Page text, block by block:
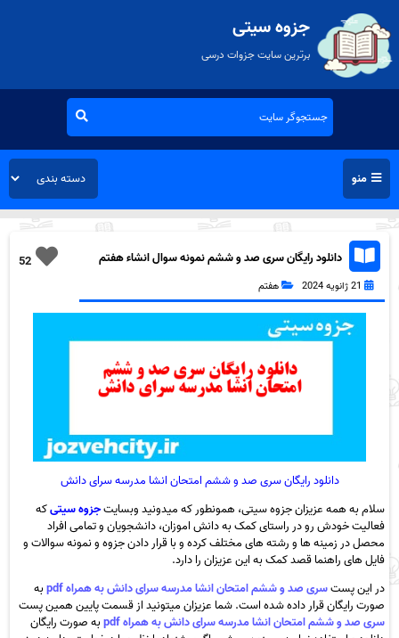
جزوه سیتی
برترین سایت جزوات درسی
منو
52
دانلود رایگان سری صد و ششم نمونه سوال انشاء هفتم
21 ژانویه 2024 هفتم
دانلود رایگان سری صد و ششم امتحان انشا مدرسه سرای دانش
سلام به همه عزیزان جزوه سیتی، همونطور که میدونید وبسایتجزوه سیتیکه
فعالیت خودش رو در راستای کمک به دانش اموزان، دانشجویان و تمامی افراد
محصل در زمینه ها و رشته های مختلف کرده و با قرار دادن جزوه و نمونه سوالات و
فایل های راهنما قصد کمک به این عزیزان را دارد.
در این پستسری صد و ششم امتحان انشا مدرسه سرای دانش به همراه pdf
به
صورت رایگان قرار داده شده است. شما عزیزان میتونید از قسمت پایین همین پست
سری صد و ششم امتحان انشا مدرسه سرای دانش به همراه pdf
به صورت رایگان